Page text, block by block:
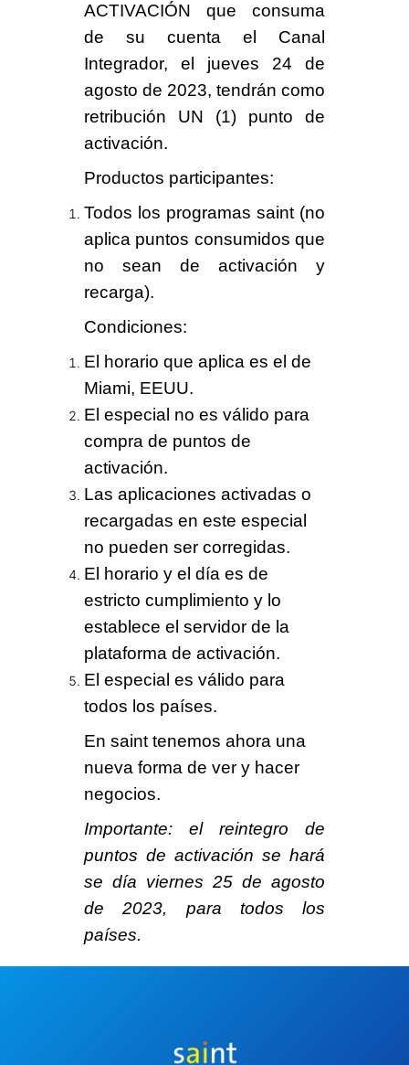
ACTIVACIÓN que consuma
de su cuenta el Canal
Integrador, el jueves 24de
agosto de 2023, tendrán como
retribución UN (1) punto de
activación.
Productos participantes:
Todos los programas saint (no
aplica puntos consumidos que
no sean de activación y
recarga).
Condiciones:
El horario que aplica es el de
Miami, EEUU.
El especial no es válido para
compra de puntos de
activación.
Las aplicaciones activadas o
recargadas en este especial
no pueden ser corregidas.
El horario y el día es de
estricto cumplimiento y lo
establece el servidor de la
plataforma de activación.
El especial es válido para
todos los países.
En saint tenemos ahora una
nueva forma de ver y hacer
negocios.
Importante: el reintegro de
puntos de activación se hará
se día viernes 25 de agosto
de 2023, para todos los
países.